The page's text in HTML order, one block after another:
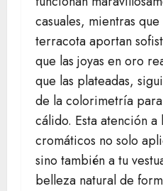
casuales, mientras
terracota aportan
que las joyas en oro
que las plateadas,
de la colorimetría
cálido. Esta atención a
cromáticos no solo
sino también a tu
belleza natural de